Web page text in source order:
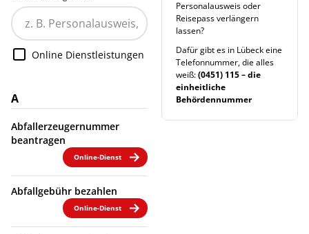
Online Dienstleistungen
A
Abfallerzeugernummer
beantragen
Online-Dienst
Abfallgebühr bezahlen
Online-Dienst
Personalausweis oder
Reisepass verlängern
lassen?
Dafür gibt es in Lübeck eine
Telefonnummer, die alles
weiß:(0451) 115 – die
einheitliche
Behördennummer